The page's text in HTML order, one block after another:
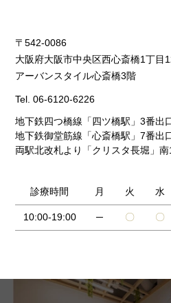
〒542-0086
大阪府大阪市中央区西心斎橋1丁目
アーバンスタイル心斎橋3階
Tel.06-6120-6226
地下鉄四つ橋線「四ツ橋駅」3番出
地下鉄御堂筋線「心斎橋駅」7番出
両駅北改札より「クリスタ長堀」
診療時間 月 火 水
10:00-19:00 ─ 〇 〇